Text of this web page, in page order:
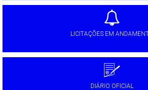
LICITAÇÕES EM
DIÁRIO OFICIAL